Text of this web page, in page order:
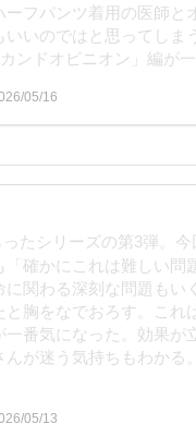
フパンツ着用の医師と
いのではと思ってしま
ンドオピニオン」編が
05/16
たシリーズの第3弾。
確かにこれは難しい問
関わる深刻な問題もい
胸をなでおろす。これ
番気になった。効果が
が迷う気持ちもわかる
05/13